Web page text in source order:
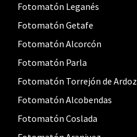
Fotomatón Leganés
Fotomatón Getafe
Fotomatón Alcorcón
Fotomatón Parla
Fotomatón Torrejón de Ardoz
Fotomatón Alcobendas
Fotomatón Coslada